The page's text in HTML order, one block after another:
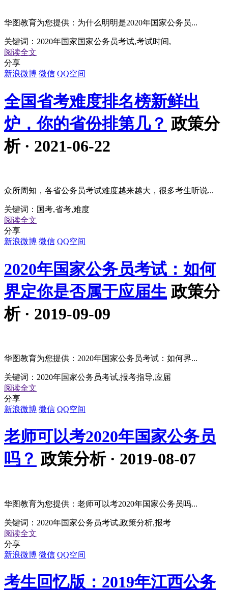
华图教育为您提供：为什么明明是2020年国家公务员...
关键词： 2020年国家国家公务员考试,考试时间,
阅读全文
分享
新浪微博 微信 QQ空间
全国省考难度排名榜新鲜出
炉，你的省份排第几？ 政策分
析 · 2021-06-22
众所周知，各省公务员考试难度越来越大，很多考生听说...
关键词： 国考,省考,难度
阅读全文
分享
新浪微博 微信 QQ空间
2020年国家公务员考试：如何
界定你是否属于应届生 政策分
析 · 2019-09-09
华图教育为您提供：2020年国家公务员考试：如何界...
关键词： 2020年国家公务员考试,报考指导,应届
阅读全文
分享
新浪微博 微信 QQ空间
老师可以考2020年国家公务员
吗？ 政策分析 · 2019-08-07
华图教育为您提供：老师可以考2020年国家公务员吗...
关键词： 2020年国家公务员考试,政策分析,报考
阅读全文
分享
新浪微博 微信 QQ空间
考生回忆版：2019年江西公务